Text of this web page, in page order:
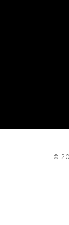
©